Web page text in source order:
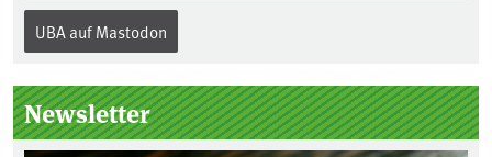
„Recht auf Reparatur“.Demnach müssen
Hersteller allen Verbraucher*innen für
technisch möglich – nach Ablauf der
Gewährleistungsfrist Reparaturen zu
einem angemessenen Preis anbieten:
UBA auf Mastodon
Newsletter